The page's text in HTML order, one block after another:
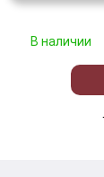
В наличии